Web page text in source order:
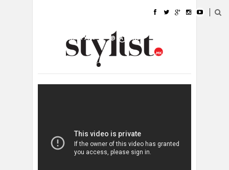
УБАВИНА
КУЛТУРА @РАБОТА
ИЗЛОГ